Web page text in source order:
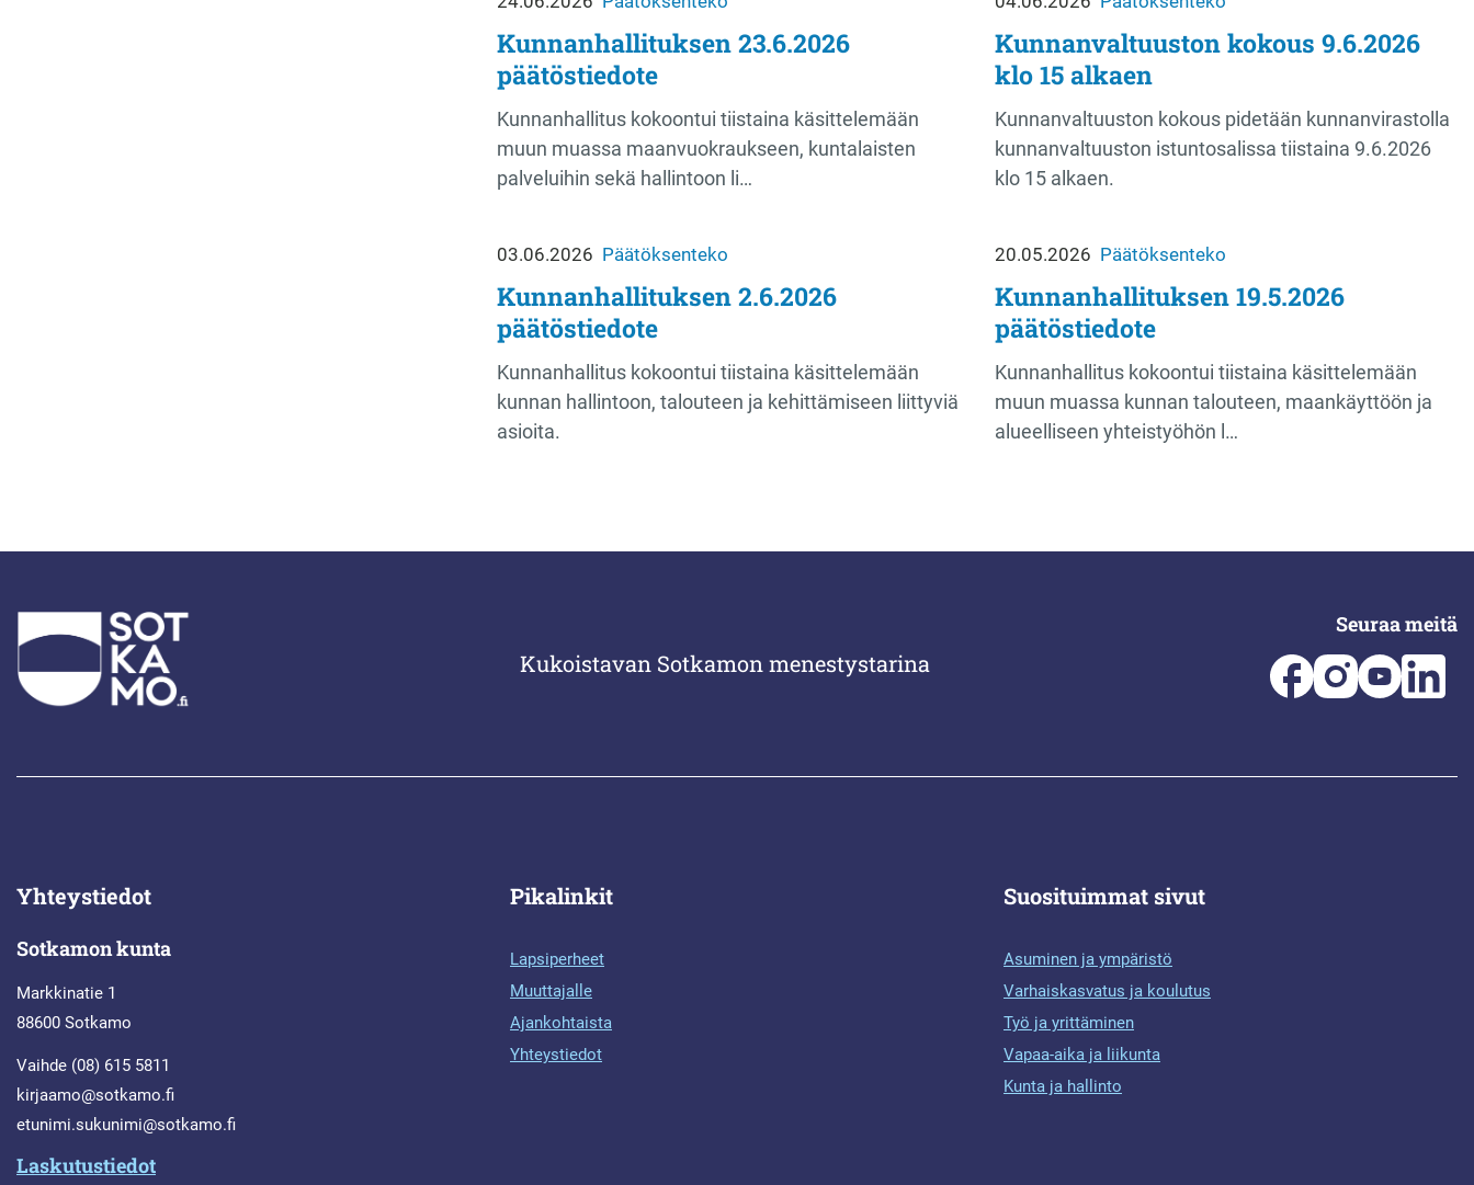
Kunnanhallituksen 23.6.2026
päätöstiedote
Kunnanhallitus kokoontui tiistaina käsittelemään
muun muassa maanvuokraukseen, kuntalaisten
palveluihin sekä hallintoon li…
Kunnanvaltuuston kokous 9.6.2026
klo 15 alkaen
Kunnanvaltuuston kokous pidetään kunnanvirastolla
kunnanvaltuuston istuntosalissa tiistaina 9.6.2026
klo 15 alkaen.
03.06.2026 Päätöksenteko
Kunnanhallituksen 2.6.2026
päätöstiedote
Kunnanhallitus kokoontui tiistaina käsittelemään
kunnan hallintoon, talouteen ja kehittämiseen liittyviä
asioita.
20.05.2026 Päätöksenteko
Kunnanhallituksen 19.5.2026
päätöstiedote
Kunnanhallitus kokoontui tiistaina käsittelemään
muun muassa kunnan talouteen, maankäyttöön ja
alueelliseen yhteistyöhön l…
Kukoistavan Sotkamon menestystarina
Seuraa meitä
Yhteystiedot
Sotkamon kunta
Markkinatie 1
88600 Sotkamo
Vaihde (08) 615 5811
kirjaamo@sotkamo.fi
etunimi.sukunimi@sotkamo.fi
Laskutustiedot
Pikalinkit
Lapsiperheet
Muuttajalle
Ajankohtaista
Yhteystiedot
Suosituimmat sivut
Asuminen ja ympäristö
Varhaiskasvatus ja koulutus
Työ ja yrittäminen
Vapaa-aika ja liikunta
Kunta ja hallinto